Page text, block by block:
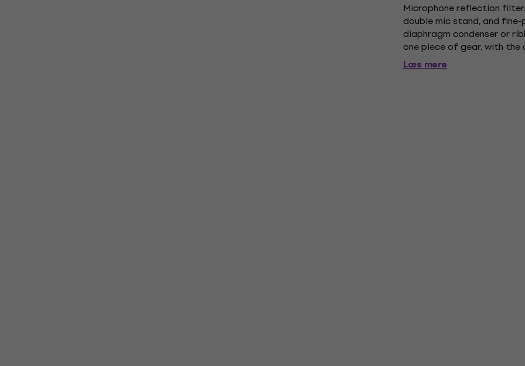
Microphone reflection
double mic stand, and
diaphragm condenser or
one piece of gear, with
maximum impact. Four-layer...
Læs mere